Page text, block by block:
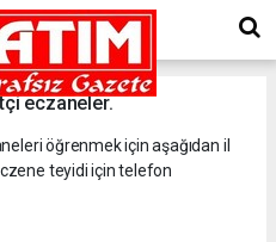
eczaneler.
öğrenmek için aşağıdan il
teyidi için telefon